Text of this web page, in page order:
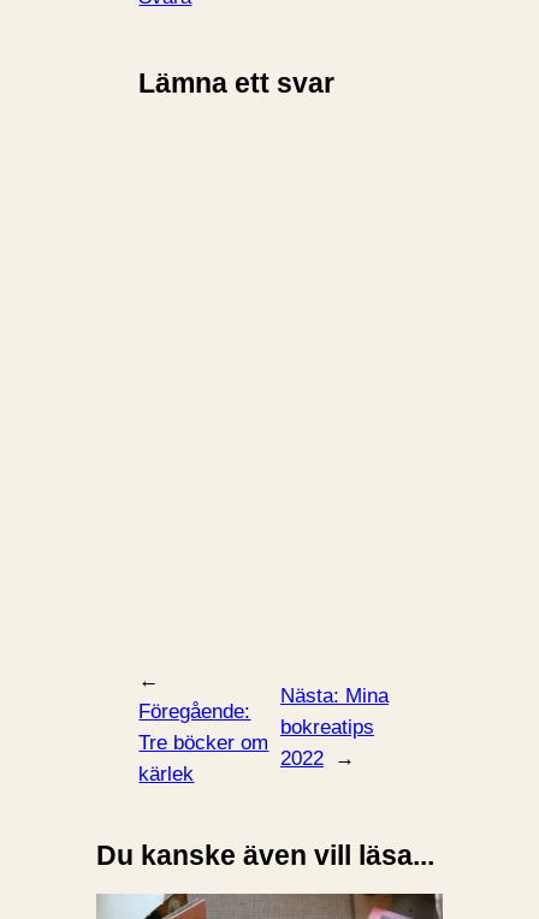
Lämna ett svar
←
Föregående:
Tre böcker om
kärlek
Nästa: Mina
bokreatips
2022
→
Du kanske även vill läsa...